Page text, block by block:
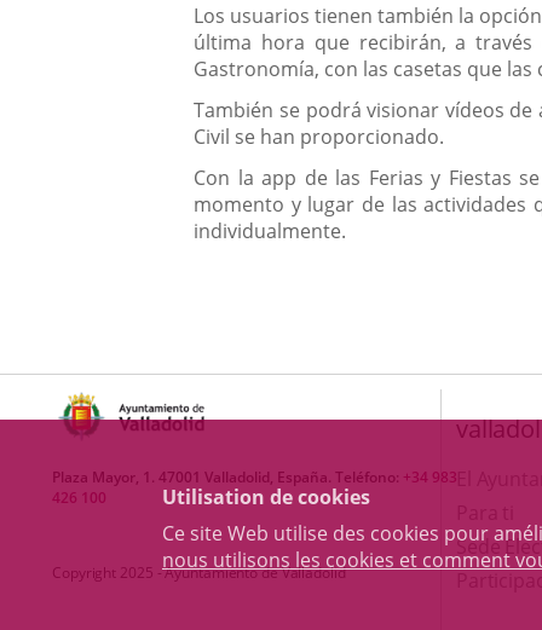
Utilisation de cookies
Ce site Web utilise des cookies pour
nous utilisons les cookies et comment
Los usuarios tienen también la
última hora que recibirán, a
Gastronomía, con las casetas que
También se podrá visionar vídeos
Civil se han proporcionado.
Con la app de las Ferias y Fiestas
momento y lugar de las actividades
individualmente.
Plaza Mayor, 1. 47001 Valladolid, España. Teléfono: +34 983
426 100
Copyright 2025 - Ayuntamiento de Valladolid
Sede